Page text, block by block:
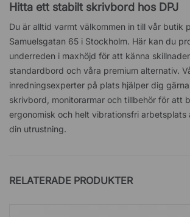
Hitta ett stabilt skrivbord hos DPJ
Du är alltid varmt välkommen in till vår butik
Samuelsgatan 65 i Stockholm. Här kan du
underreden i maxhöjd för att känna
standardbord och våra premium alternativ.
inredningsexperter på plats hjälper dig
skrivbord, monitorarmar och tillbehör för att
ergonomisk och helt vibrationsfri arbetsplats
din utrustning.
RELATERADE PRODUKTER